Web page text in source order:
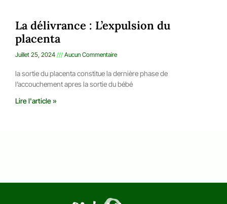
La délivrance : L’expulsion du
placenta
Juillet 25, 2024 Aucun Commentaire
la sortie du placenta constitue la dernière phase de
l’accouchement apres la sortie du bébé
Lire l'article »